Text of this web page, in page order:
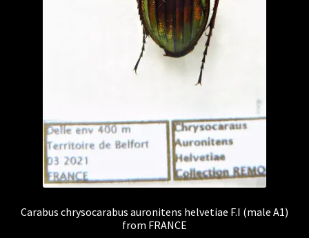
Carabus chrysocarabus auronitens helvetiae F.I (male A1)
from FRANCE